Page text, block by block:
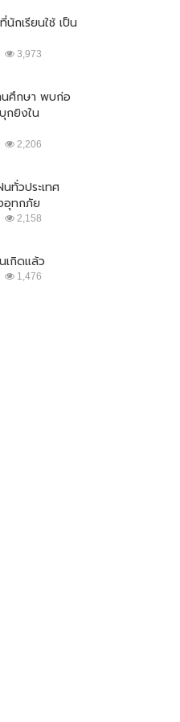
กเรียนใช้ เป็น
3,973
นศึกษา พบก่อ
กยิงใน
2,206
ทั่วประเทศ
อุทกภัย
2,158
เกิดแล้ว
1,476